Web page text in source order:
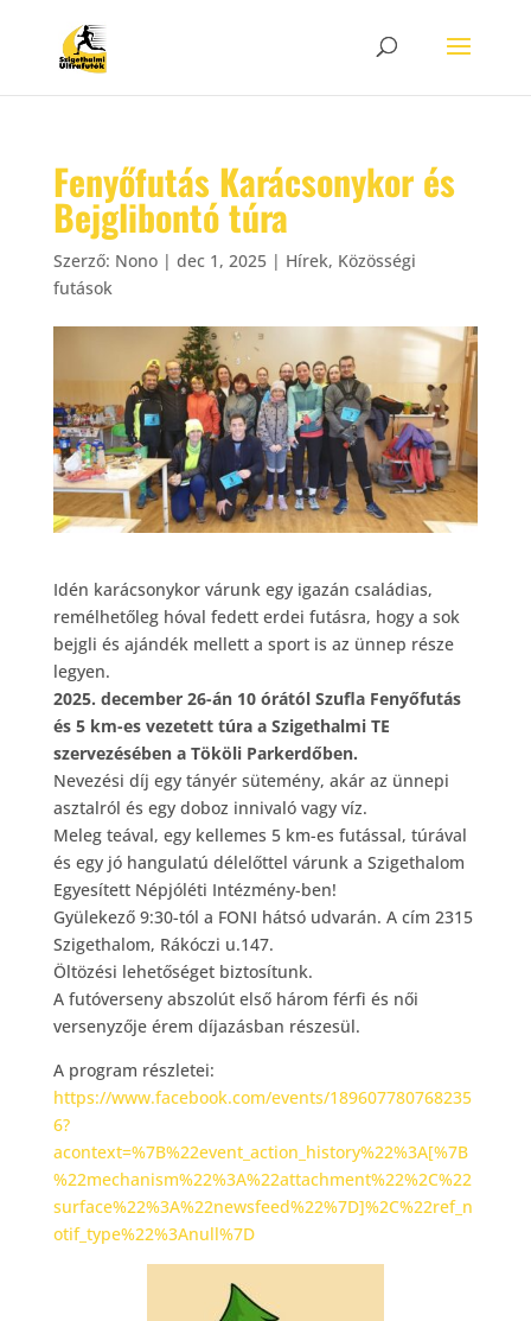
Fenyőfutás Karácsonykor és
Bejglibontó túra
Szerző: Nono| dec 1, 2025| Hírek, Közösségi
futások
Idén karácsonykor várunk egy igazán családias,
remélhetőleg hóval fedett erdei futásra, hogy a sok
bejgli és ajándék mellett a sport is az ünnep része
legyen.
2025. december 26-án 10 órától Szufla Fenyőfutás
és 5 km-es vezetett túra a Szigethalmi TE
szervezésében a Tököli Parkerdőben.
Nevezési díj egy tányér sütemény, akár az ünnepi
asztalról és egy doboz innivaló vagy víz.
Meleg teával, egy kellemes 5 km-es futással, túrával
és egy jó hangulatú délelőttel várunk a Szigethalom
Egyesített Népjóléti Intézmény-ben!
Gyülekező 9:30-tól a FONI hátsó udvarán. A cím 2315
Szigethalom, Rákóczi u.147.
Öltözési lehetőséget biztosítunk.
A futóverseny abszolút első három férfi és női
versenyzője érem díjazásban részesül.
A program részletei:
https://www.facebook.com/events/189607780768235
6?
acontext=%7B%22event_action_history%22%3A[%7B
%22mechanism%22%3A%22attachment%22%2C%22
surface%22%3A%22newsfeed%22%7D]%2C%22ref_n
otif_type%22%3Anull%7D